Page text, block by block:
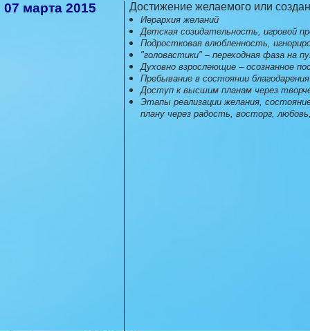
07 марта 2015 Достижение желаемого или
Иерархия желаний
Детская созидательность, игровой
Подростковая влюбленность,
"головастики" – переходная фаза на
Духовно взрослеющие – осознанное
Пребывание в состоянии благодарения
Доступ к высшим планам через
Этапы реализации желания,
плану через радость, восторг,